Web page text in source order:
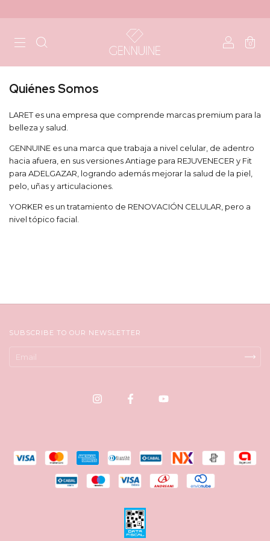
0
Quiénes Somos
LARET es una empresa que comprende marcas premium para la
belleza y salud.
GENNUINE es una marca que trabaja a nivel celular, de adentro
hacia afuera, en sus versiones Antiage para REJUVENECER y Fit
para ADELGAZAR, logrando además mejorar la salud de la piel,
pelo, uñas y articulaciones.
YORKER es un tratamiento de RENOVACIÓN CELULAR, pero a
nivel tópico facial.
SUBSCRIBE TO OUR NEWSLETTER